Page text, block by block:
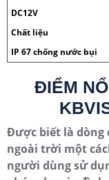
DC12V
Chất liệu
IP 67 chống nước bụi
ĐIỂM
Được biết là dòng
ngoài trời một
người dùng sử